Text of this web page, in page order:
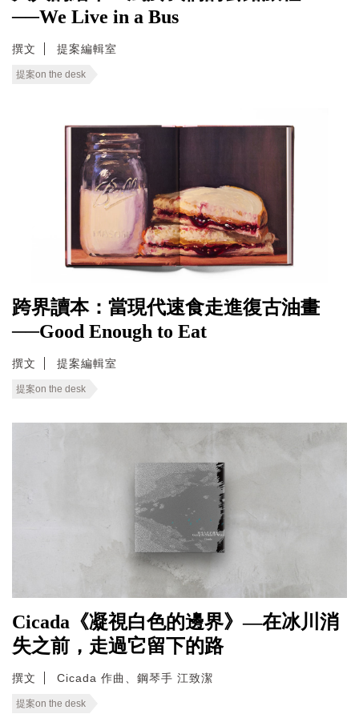
──We Live in a Bus
撰文 提案編輯室
提案on the desk
跨界讀本：當現代速食走進復古油畫
──Good Enough to Eat
撰文 提案編輯室
提案on the desk
Cicada《凝視白色的邊界》—在冰川消
失之前，走過它留下的路
撰文 Cicada 作曲、鋼琴手 江致潔
提案on the desk